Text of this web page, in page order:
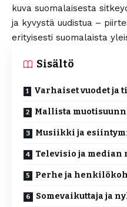
kuva suomalaisesta
ja kyvystä uudistua –
erityisesti suomalaista
Sisältö
Varhaiset vuodet ja
Mallista
Musiikki ja
Televisio ja median
Perhe ja
Somevaikuttaja ja